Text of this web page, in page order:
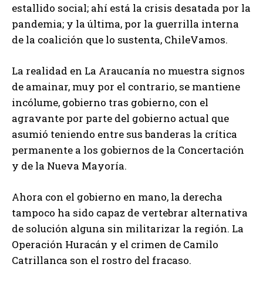
estallido social; ahí está la crisis desatada por la
pandemia; y la última, por la guerrilla interna
de la coalición que lo sustenta, ChileVamos.
La realidad en La Araucanía no muestra signos
de amainar, muy por el contrario, se mantiene
incólume, gobierno tras gobierno, con el
agravante por parte del gobierno actual que
asumió teniendo entre sus banderas la crítica
permanente a los gobiernos de la Concertación
y de la Nueva Mayoría.
Ahora con el gobierno en mano, la derecha
tampoco ha sido capaz de vertebrar alternativa
de solución alguna sin militarizar la región. La
Operación Huracán y el crimen de Camilo
Catrillanca son el rostro del fracaso.